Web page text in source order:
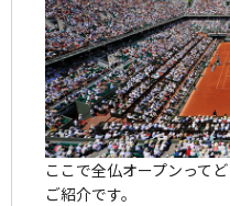
ここで全仏オープンって
ご紹介です。